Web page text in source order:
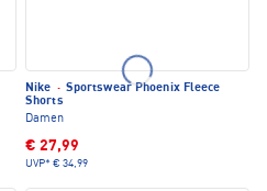
Nike · Sportswear Phoenix Fleece
Shorts
Damen
€ 27,99
UVP* € 34,99